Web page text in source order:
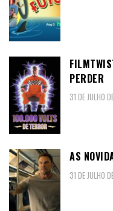
PERDER
31 DE JULHO
AS
31 DE JULHO